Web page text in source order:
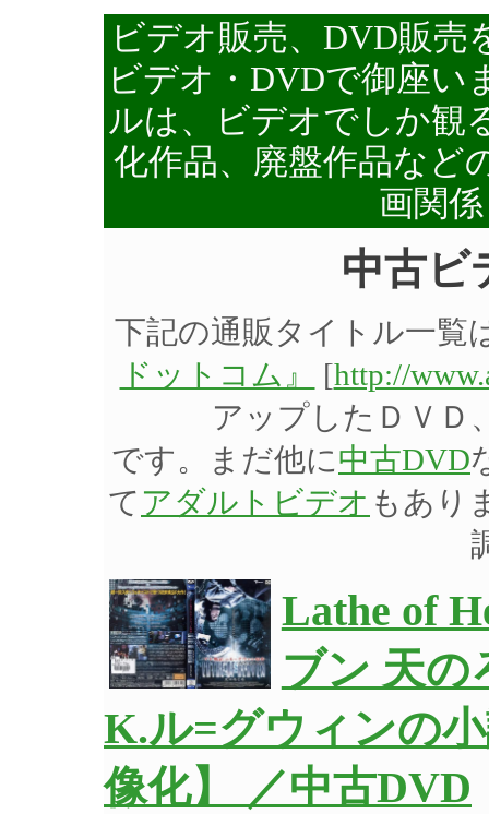
ビデオ販売、DVD販売
ビデオ・DVDで御座い
ルは、ビデオでしか観
化作品、廃盤作品など
画関
中古ビ
下記の通販タイトル一覧
ドットコム』
[http://
アップしたＤＶＤ
です。まだ他に中古DVD
て アダルトビデオ もあり
Lathe of
ブン 天の
K.ル=グウィンの
像化】 ／中古DVD